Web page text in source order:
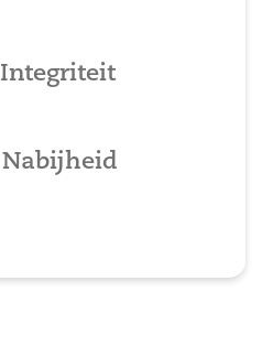
Integriteit
Nabijheid